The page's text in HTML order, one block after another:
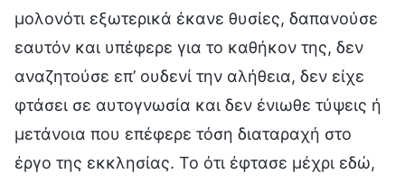
μολονότι εξωτερικά έκανε θυσίες, δαπανούσε
εαυτόν και υπέφερε για το καθήκον της, δεν
αναζητούσε επ’ ουδενί την αλήθεια, δεν είχε
φτάσει σε αυτογνωσία και δεν ένιωθε τύψεις ή
μετάνοια που επέφερε τόση διαταραχή στο
έργο της εκκλησίας. Το ότι έφτασε μέχρι εδώ,